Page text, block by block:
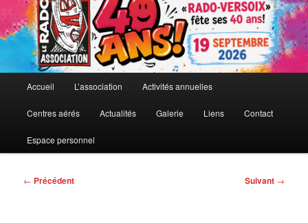
principal
Aller
au
contenu
principal
Accueil L’association Activités annuelles
Centres aérés Actualités Galerie Liens Contact
Espace personnel
Navigation
← Précédent Suivant →